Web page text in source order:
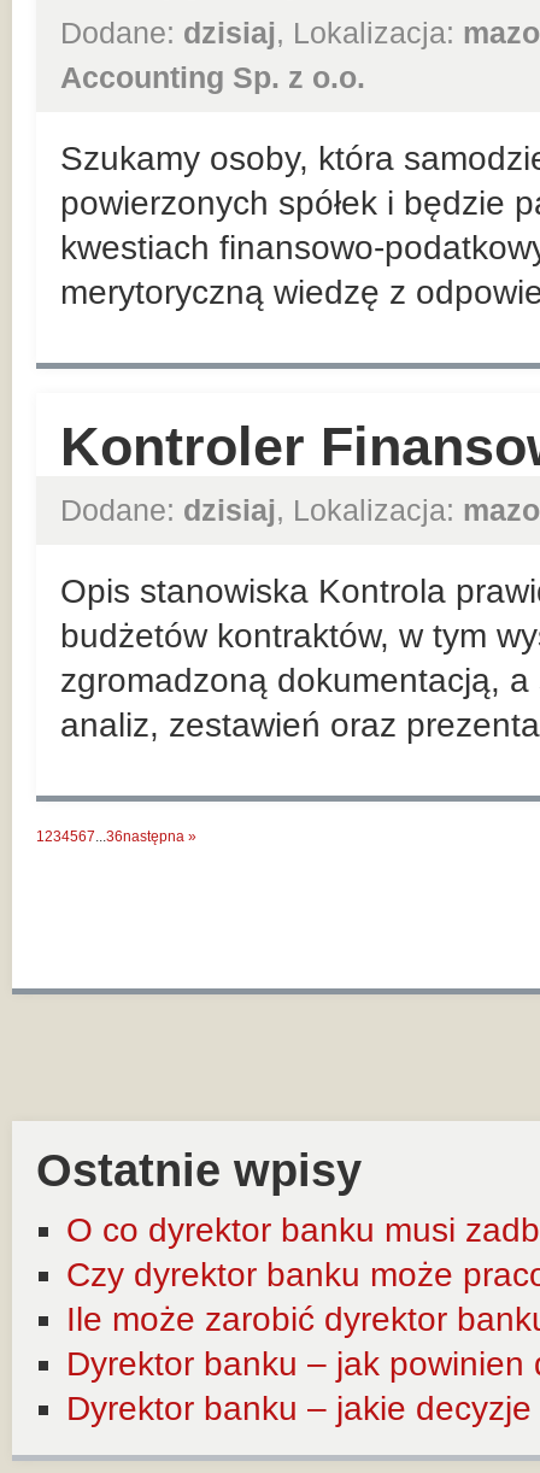
Dodane: dzisiaj, Lokalizacja:
Accounting Sp. z o.o.
Szukamy osoby, która
powierzonych spółek i będzie
kwestiach finansowo-
merytoryczną wiedzę z
Kontroler
Dodane: dzisiaj, Lokalizacja:
Opis stanowiska Kontrola
budżetów kontraktów, w tym
zgromadzoną dokumentacją,
analiz, zestawień oraz
1234567...36następna »
Ostatnie wpisy
O co dyrektor banku musi
Czy dyrektor banku może
Ile może zarobić dyrektor
Dyrektor banku – jak
Dyrektor banku – jakie